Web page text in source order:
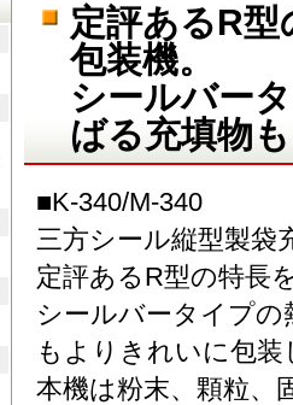
定評あるR
包装機。
シールバー
ばる充填物
■K-340/M-340
三方シール縦型製袋
定評あるR型の特長
シールバータイプ
もよりきれいに包装
本機は粉末、顆粒、